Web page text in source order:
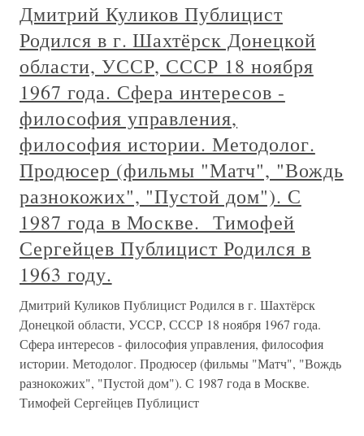
Дмитрий Куликов Публицист
Родился в г. Шахтёрск Донецкой
области, УССР, СССР 18 ноября
1967 года. Сфера интересов -
философия управления,
философия истории. Методолог.
Продюсер (фильмы "Матч", "Вождь
разнокожих", "Пустой дом"). С
1987 года в Москве. Тимофей
Сергейцев Публицист Родился в
1963 году.
Дмитрий Куликов Публицист Родился в г. Шахтёрск
Донецкой области, УССР, СССР 18 ноября 1967 года.
Сфера интересов - философия управления, философия
истории. Методолог. Продюсер (фильмы "Матч", "Вождь
разнокожих", "Пустой дом"). С 1987 года в Москве.
Тимофей Сергейцев Публицист